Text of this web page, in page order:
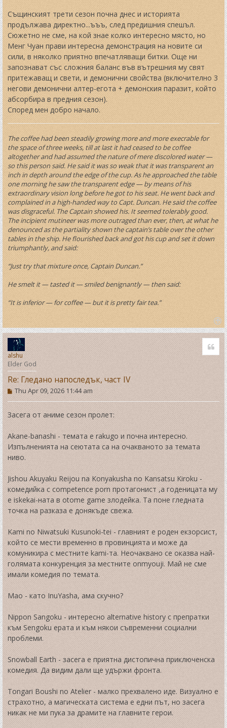
Същинският трети сезон почна днес и историята
продължава директно...ъъъ, след предишния спешъл.
Сюжетно не сме, на кой знае колко интересно място, но
Менг Чуан прави интересна демонстрация на новите си
сили, в няколко приятно впечатляващи битки. Още ни
запознават със сложния баланс във вътрешния му свят
притежаващ и свети, и демонични свойства (включително 3
негови демонични алтер-егота + демонския паразит, който
абсорбира в предния сезон).
Според мен добро начало.
The coffee had been steadily growing more and more execrable for
the space of three weeks, till at last it had ceased to be coffee
altogether and had assumed the nature of mere discolored water —
so this person said. He said it was so weak that it was transparent an
inch in depth around the edge of the cup. As he approached the table
one morning he saw the transparent edge — by means of his
extraordinary vision long before he got to his seat. He went back and
complained in a high-handed way to Capt. Duncan. He said the coffee
was disgraceful. The Captain showed his. It seemed tolerably good.
The incipient mutineer was more outraged than ever, then, at what he
denounced as the partiality shown the captain’s table over the other
tables in the ship. He flourished back and got his cup and set it down
triumphantly, and said:
“Just try that mixture once, Captain Duncan.”
He smelt it — tasted it — smiled benignantly — then said:
“It is inferior — for coffee — but it is pretty fair tea.”
T
o
p
alshu
Elder God
Re: Гледано напоследък, част IV
P
o
s
t
Thu Apr 09, 2026 11:44 am
Засега от аниме сезон пролет:
Akane-banashi - темата е rakugo и почна интересно.
Изпълненията на сеютата са на очакваното за темата
ниво.
Jishou Akuyaku Reijou na Konyakusha no Kansatsu Kiroku -
комедийка с competence porn протагонист ,а годеницата му
е iskekai-ната в otome game злодейка. Та поне гледната
точка на разказа е донякъде свежа.
Kami no Niwatsuki Kusunoki-tei - главният е роден екзорсист,
който се мести временно в провинцията и може да
комуникира с местните kami-та. Неочаквано се оказва най-
голямата конкуренция за местните onmyouji. Май не сме
имали комедия по темата.
Mao - като InuYasha, ама скучно?
Nippon Sangoku - интересно alternative history с препратки
към Sengoku ерата и към някои съвременни социални
проблеми.
Snowball Earth - засега е приятна дистопична приключенска
комедия. Да видим дали ще удържи фронта.
Tongari Boushi no Atelier - малко прехвалено иде. Визуално е
страхотно, а магическата система е едни път, но засега
никак не ми пука за драмите на главните герои.